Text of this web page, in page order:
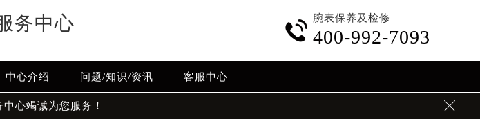
务中心 
腕表保养及检修
400-992-7093
中心介绍 问题/知识/资讯 客服中心
心竭诚为您服务！ 